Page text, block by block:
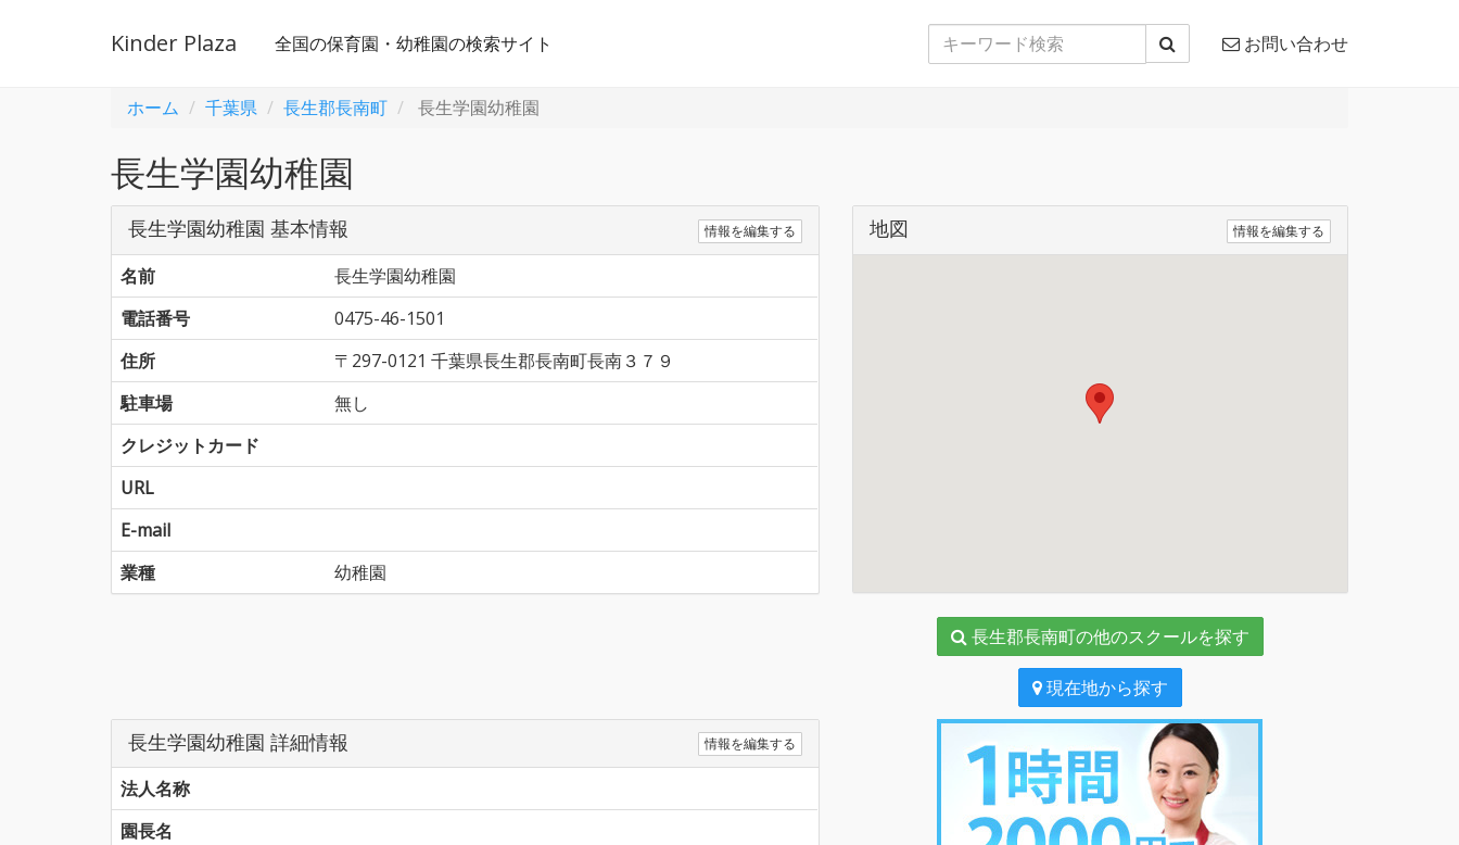
Kinder Plaza 全国の保育園・幼稚園の検索サイト お問い合わせ
ホーム 千葉県 長生郡長南町 長生学園幼稚園
長生学園幼稚園
長生学園幼稚園 基本情報 情報を編集する
名前
長生学園幼稚園
電話番号
0475-46-1501
住所
〒297-0121 千葉県長生郡長南町長南３７９
駐車場
無し
クレジットカード
URL
E-mail
業種
幼稚園
地図 情報を編集する
長生郡長南町の他のスクールを探す
現在地から探す
長生学園幼稚園 詳細情報 情報を編集する
法人名称
園長名